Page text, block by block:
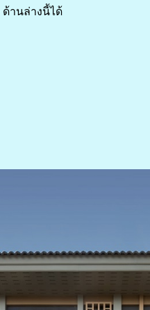
านล่างนี้ได้